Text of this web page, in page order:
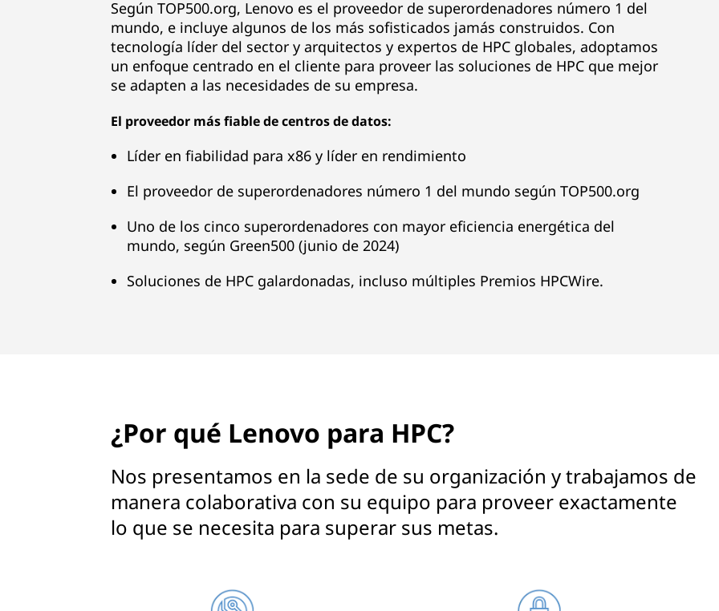
Según TOP500.org, Lenovo es el proveedor de superordenadores número 1 del
mundo, e incluye algunos de los más sofisticados jamás construidos. Con
tecnología líder del sector y arquitectos y expertos de HPC globales, adoptamos
un enfoque centrado en el cliente para proveer las soluciones de HPC que mejor
se adapten a las necesidades de su empresa.
El proveedor más fiable de centros de datos:
Líder en fiabilidad para x86 y líder en rendimiento
El proveedor de superordenadores número 1 del mundo según TOP500.org
Uno de los cinco superordenadores con mayor eficiencia energética del
mundo, según Green500 (junio de 2024)
Soluciones de HPC galardonadas, incluso múltiples Premios HPCWire.
¿Por qué Lenovo para HPC?
Nos presentamos en la sede de su organización y trabajamos de
manera colaborativa con su equipo para proveer exactamente
lo que se necesita para superar sus metas.